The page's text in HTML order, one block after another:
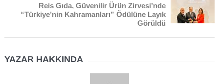
Reis Gıda, Güvenilir Ürün Zirvesi’nde
“Türkiye’nin Kahramanları” Ödülüne Layık
Görüldü
YAZAR HAKKINDA